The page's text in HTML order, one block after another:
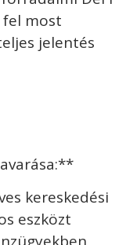
fel most
jelentés
kereskedési
eszközt